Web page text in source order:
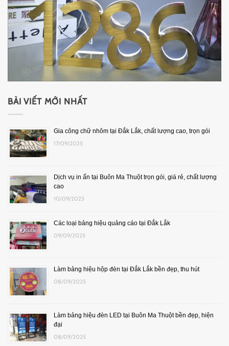
BÀI VIẾT MỚI NHẤT
Gia công chữ nhôm tại Đắk Lắk, chất lượng cao, trọn gói
17/09/2025
Dịch vụ in ấn tại Buôn Ma Thuột trọn gói, giá rẻ, chất lượng
cao
10/09/2025
Các loại bảng hiệu quảng cáo tại Đắk Lắk
09/09/2025
Làm bảng hiệu hộp đèn tại Đắk Lắk bền đẹp, thu hút
08/09/2025
Làm bảng hiệu đèn LED tại Buôn Ma Thuột bền đẹp, hiện
đại
08/09/2025